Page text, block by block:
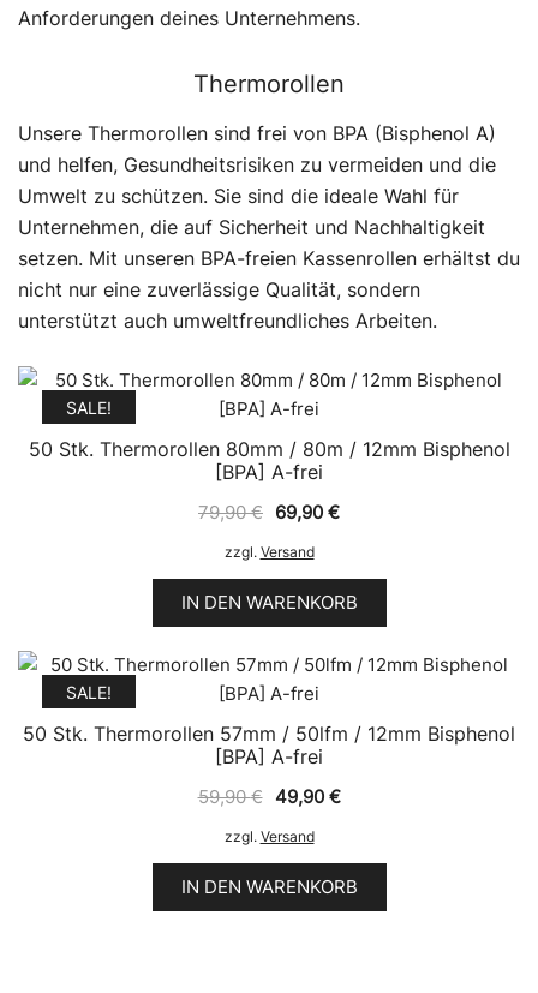
Anforderungen deines Unternehmens.
Thermorollen
Unsere Thermorollen sind frei von BPA (Bisphenol A)
und helfen, Gesundheitsrisiken zu vermeiden und die
Umwelt zu schützen. Sie sind die ideale Wahl für
Unternehmen, die auf Sicherheit und Nachhaltigkeit
setzen. Mit unseren BPA-freien Kassenrollen erhältst du
nicht nur eine zuverlässige Qualität, sondern
unterstützt auch umweltfreundliches Arbeiten.
SALE!
50 Stk. Thermorollen 80mm / 80m / 12mm Bisphenol
[BPA] A-frei
79,90€
Ursprünglicher
79,90 €
69,90 €Aktueller
69,90 €.
zzgl. Versand
IN DEN WARENKORB
SALE!
50 Stk. Thermorollen 57mm / 50lfm / 12mm Bisphenol
[BPA] A-frei
59,90€
Ursprünglicher
59,90 €
49,90 €Aktueller
49,90 €.
zzgl. Versand
IN DEN WARENKORB